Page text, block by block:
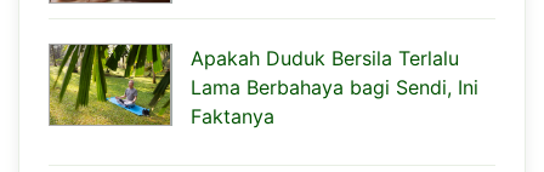
Apakah Duduk Bersila Terlalu
Lama Berbahaya bagi Sendi, Ini
Faktanya